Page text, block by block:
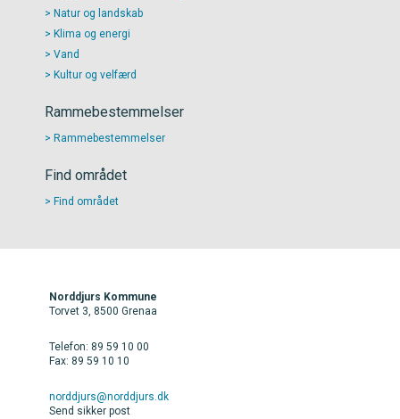
Natur og landskab
Klima og energi
Vand
Kultur og velfærd
Rammebestemmelser
Rammebestemmelser
Find området
Find området
Norddjurs Kommune
Torvet 3, 8500 Grenaa
Telefon: 89 59 10 00
Fax: 89 59 10 10
norddjurs@norddjurs.dk
Send sikker post